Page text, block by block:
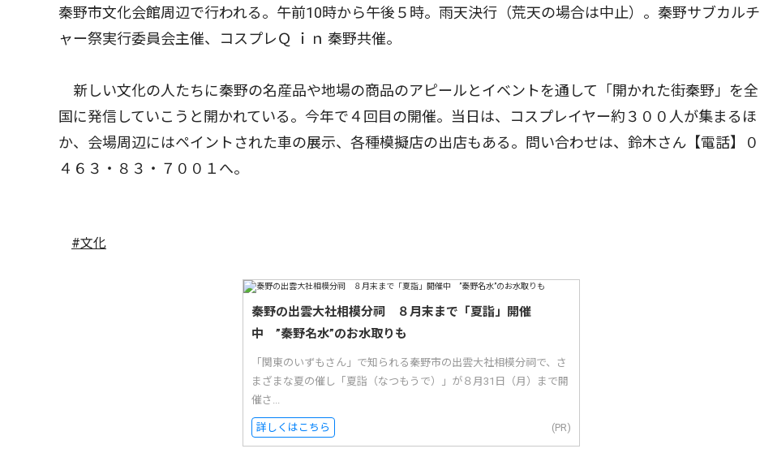
秦野市文化会館周辺で行われる。午前10時から午後５時。雨天決行（荒天の場合は中止）。秦野サブカルチ
ャー祭実行委員会主催、コスプレＱ ｉｎ 秦野共催。
新しい文化の人たちに秦野の名産品や地場の商品のアピールとイベントを通して「開かれた街秦野」を全
国に発信していこうと開かれている。今年で４回目の開催。当日は、コスプレイヤー約３００人が集まるほ
か、会場周辺にはペイントされた車の展示、各種模擬店の出店もある。問い合わせは、鈴木さん【電話】０
４６３・８３・７００１へ。
#文化
秦野の出雲大社相模分祠 ８月末まで「夏詣」開催
中 ”秦野名水”のお水取りも
「関東のいずもさん」で知られる秦野市の出雲大社相模分祠で、さ
まざまな夏の催し「夏詣（なつもうで）」が８月31日（月）まで開
催さ...
詳しくはこちら (PR)